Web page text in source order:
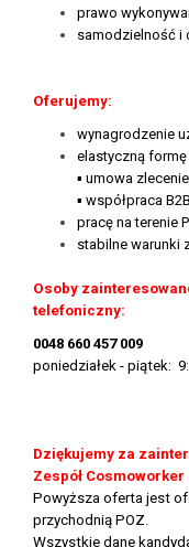
prawo
samodzielność i
Oferujemy:
wynagrodzenie
elastyczną
▪ umowa
▪ współpraca
pracę na terenie
stabilne warunki
Osoby
telefoniczny:
0048 660 457 009
poniedziałek - piątek:
Dziękujemy za
Zespół Cosmoworker
Powyższa oferta jest
przychodnią POZ.
Wszystkie dane